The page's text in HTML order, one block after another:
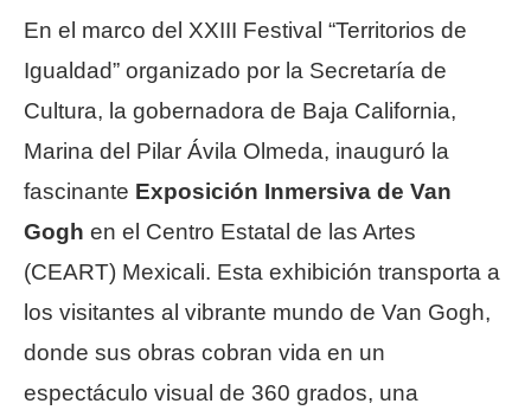
En el marco del XXIII Festival “Territorios de
Igualdad” organizado por la Secretaría de
Cultura, la gobernadora de Baja California,
Marina del Pilar Ávila Olmeda, inauguró la
fascinante Exposición Inmersiva de Van
Gogh en el Centro Estatal de las Artes
(CEART) Mexicali. Esta exhibición transporta a
los visitantes al vibrante mundo de Van Gogh,
donde sus obras cobran vida en un
espectáculo visual de 360 grados, una